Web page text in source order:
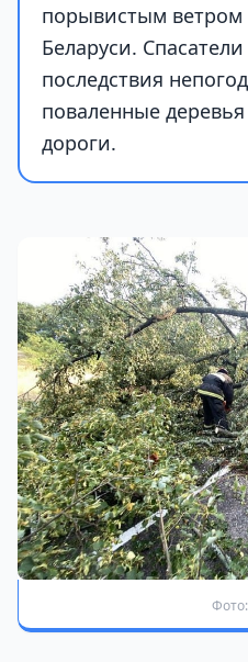
порывистым
Беларуси.
последствия
поваленные
дороги.